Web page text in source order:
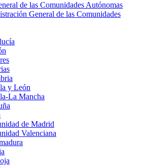
de las Comunidades Autónomas
General de las Comunidades
y León
La Mancha
de Madrid
Valenciana